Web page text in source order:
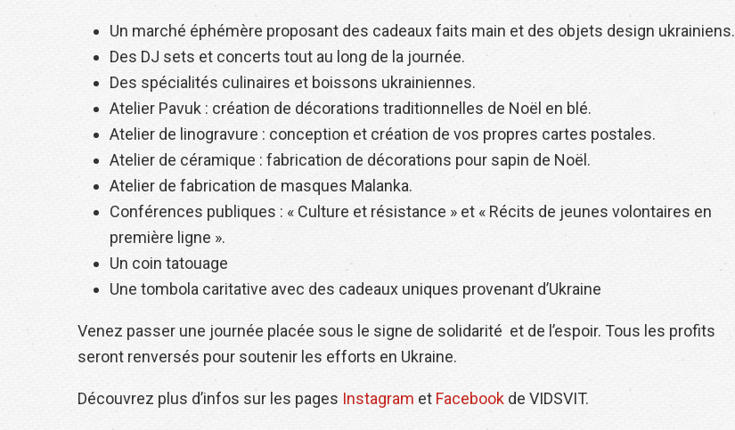
Un marché éphémère proposant des cadeaux faits main et des objets design ukrainiens.
Des DJ sets et concerts tout au long de la journée.
Des spécialités culinaires et boissons ukrainiennes.
Atelier Pavuk : création de décorations traditionnelles de Noël en blé.
Atelier de linogravure : conception et création de vos propres cartes postales.
Atelier de céramique : fabrication de décorations pour sapin de Noël.
Atelier de fabrication de masques Malanka.
Conférences publiques : « Culture et résistance » et « Récits de jeunes volontaires en
première ligne ».
Un coin tatouage
Une tombola caritative avec des cadeaux uniques provenant d’Ukraine
Venez passer une journée placée sous le signe de solidarité et de l’espoir. Tous les profits
seront renversés pour soutenir les efforts en Ukraine.
Découvrez plus d’infos sur les pages Instagram et Facebook de VIDSVIT.